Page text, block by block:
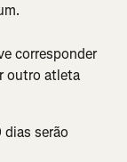
corresponder
outro atleta
serão